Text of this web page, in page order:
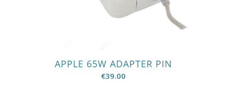
APPLE 65W ADAPTER PIN
€39.00